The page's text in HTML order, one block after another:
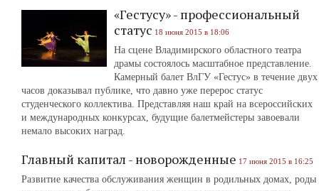
«Гестусу» - профессиональный
статус 18 июня 2015 в 18:06
На сцене Владимирского областного театра
драмы состоялось масштабное представление.
Камерный балет ВлГУ «Гестус» в течение двух
часов доказывал публике, что давно уже перерос статус
студенческого коллектива. Представляя наш край на всероссийских
и международных конкурсах, будущие балетмейстеры завоевали
немало высоких наград.
Главный капитал - новорожденные 17 июня 2015 в 16:25
Развитие качества обслуживания женщин в родильных домах, роды